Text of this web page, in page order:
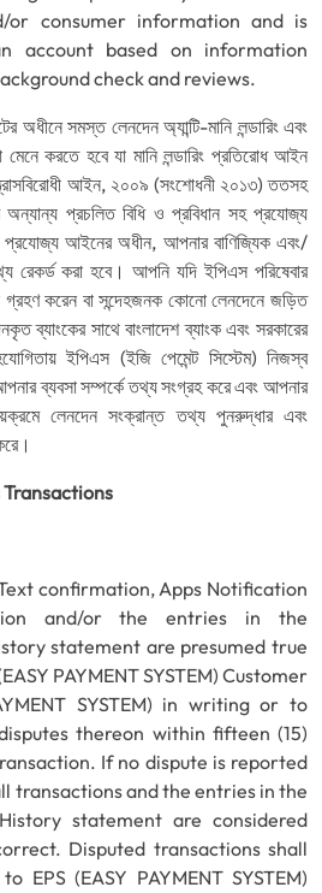
or consumer information and is
account based on information
check and reviews.
অধীনে সমস্ত লেনদেন অ্যান্টি-মানি লন্ডারিং এবং
মেনে করতে হবে যা মানি লন্ডারিং প্রতিরোধ আইন
আইন, ২০০৯ (সংশোধনী ২০১৩) ততসহ
অন্যান্য প্রচলিত বিধি ও প্রবিধান সহ প্রযোজ্য
আইনের অধীন, আপনার বাণিজ্যিক এবং/
করা হবে। আপনি যদি ইপিএস পরিষেবার
গ্রহণ করেন বা সন্দেহজনক কোনো লেনদেনে জড়িত
ব্যাংকের সাথে বাংলাদেশ ব্যাংক এবং সরকারের
ইপিএস (ইজি পেমেন্ট সিস্টেম) নিজস্ব
ব্যবসা সম্পর্কে তথ্য সংগ্রহ করে এবং আপনার
লেনদেন সংক্রান্ত তথ্য পুনরুদ্ধার এবং
confirmation, Apps Notification
and/or the entries in the
statement are presumed true
PAYMENT SYSTEM) Customer
SYSTEM) in writing or to
thereon within fifteen (15)
If no dispute is reported
transactions and the entries in the
statement are considered
Disputed transactions shall
EPS (EASY PAYMENT SYSTEM)